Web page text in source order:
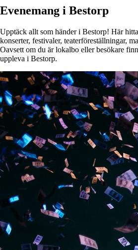
Evenemang i Bestorp
Upptäck allt som händer i Bestorp! Här
konserter, festivaler, teaterföreställningar,
Oavsett om du är lokalbo eller besökare
uppleva i Bestorp.